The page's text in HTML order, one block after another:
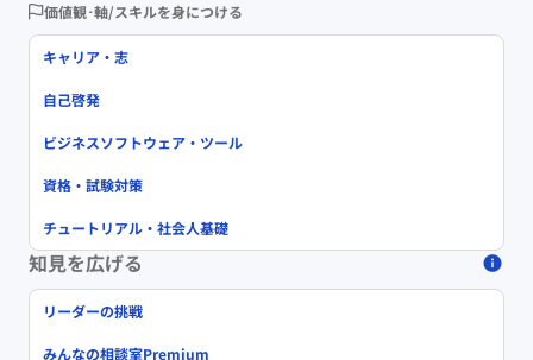
価値観･軸/スキルを身につける
キャリア・志
自己啓発
ビジネスソフトウェア・ツール
資格・試験対策
チュートリアル・社会人基礎
知見を広げる
リーダーの挑戦
みんなの相談室Premium